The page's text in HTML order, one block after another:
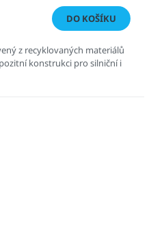
DO KOŠÍKU
z recyklovaných materiálů
konstrukci pro silniční i